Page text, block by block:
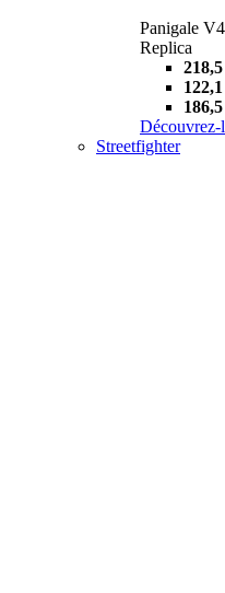
Panigale
Replica
Découvrez-
Streetfighter